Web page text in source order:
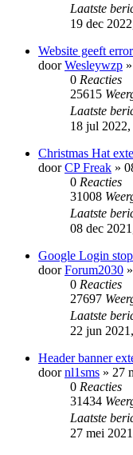
Laatste
19 dec
Website geeft
doorWesleywzp
0 Reacties
25615
Laatste
18 jul
Christmas Hat
doorCP Freak »
0 Reacties
31008
Laatste
08 dec
Google Login
doorForum2030
0 Reacties
27697
Laatste
22 jun
Header banner
doornl1sms » 27
0 Reacties
31434
Laatste
27 mei